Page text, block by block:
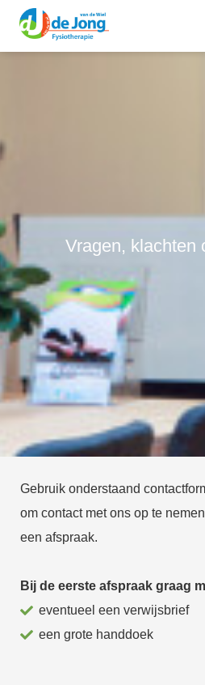
Vragen, klachten
Gebruik onderstaand
om contact met ons op te
een afspraak.
Bij de eerste afspraak graag
eventueel een verwijsbrief
een grote handdoek